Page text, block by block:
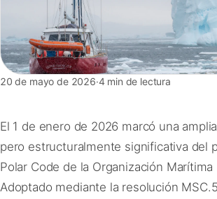
20 de mayo de 2026·4 min de lectura
El 1 de enero de 2026 marcó una
pero estructuralmente significativa del
Polar Code de la Organización Marítima
Adoptado mediante la resolución